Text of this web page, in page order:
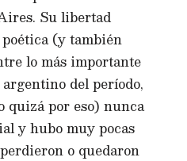
Su libertad
(y también
lo más importante
del período,
quizá por eso) nunca
y hubo muy pocas
o quedaron